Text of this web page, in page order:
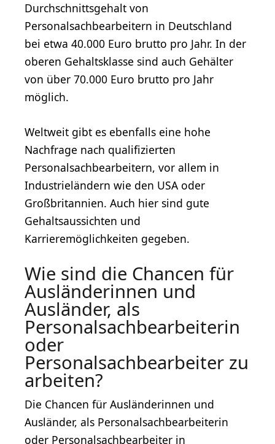
Durchschnittsgehalt von
Personalsachbearbeitern in Deutschland
bei etwa 40.000 Euro brutto pro Jahr. In der
oberen Gehaltsklasse sind auch Gehälter
von über 70.000 Euro brutto pro Jahr
möglich.
Weltweit gibt es ebenfalls eine hohe
Nachfrage nach qualifizierten
Personalsachbearbeitern, vor allem in
Industrieländern wie den USA oder
Großbritannien. Auch hier sind gute
Gehaltsaussichten und
Karrieremöglichkeiten gegeben.
Wie sind die Chancen für
Ausländerinnen und
Ausländer, als
Personalsachbearbeiterin
oder
Personalsachbearbeiter zu
arbeiten?
Die Chancen für Ausländerinnen und
Ausländer, als Personalsachbearbeiterin
oder Personalsachbearbeiter in